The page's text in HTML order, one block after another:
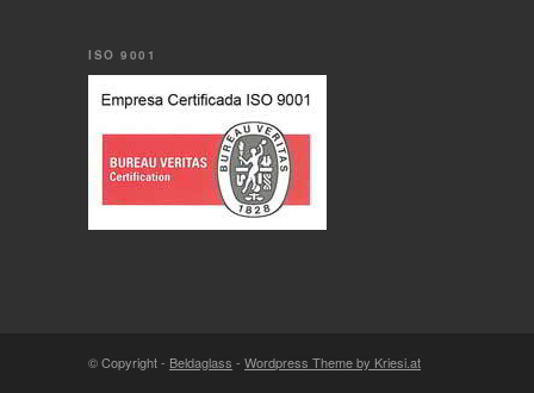
ISO 9001
© Copyright - Beldaglass - Wordpress Theme by Kriesi.at